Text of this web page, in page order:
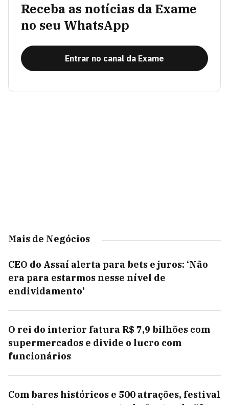
Receba as notícias da Exame
no seu WhatsApp
Entrar no canal da Exame
Mais de Negócios
CEO do Assaí alerta para bets e juros: ‘Não
era para estarmos nesse nível de
endividamento’
O rei do interior fatura R$ 7,9 bilhões com
supermercados e divide o lucro com
funcionários
Com bares históricos e 500 atrações, festival